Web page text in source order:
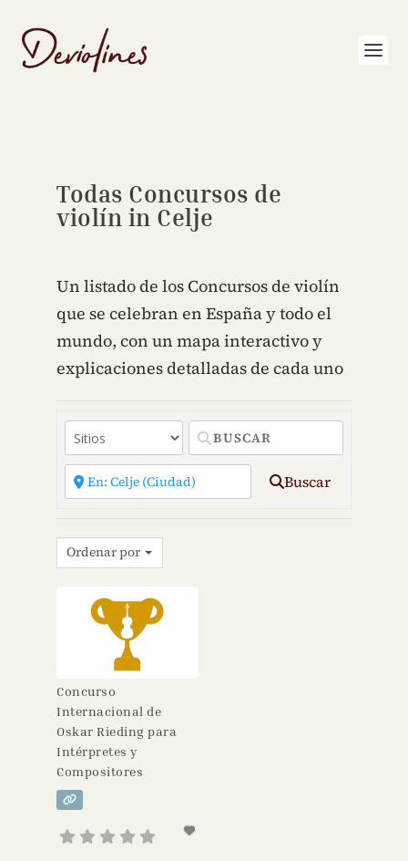
Todas Concursos de
violín in Celje
Un listado de los Concursos de violín
que se celebran en España y todo el
mundo, con un mapa interactivo y
explicaciones detalladas de cada uno
Buscar
Ordenar por
Concurso
Internacional de
Oskar Rieding para
Intérpretes y
Compositores